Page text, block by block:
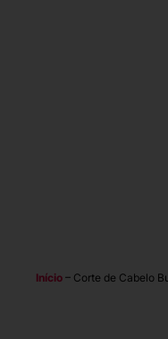
Início – Corte de Cabelo